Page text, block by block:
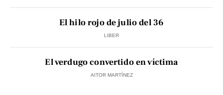
El hilo rojo de julio del 36
LIBER
El verdugo convertido en víctima
AITOR MARTÍNEZ